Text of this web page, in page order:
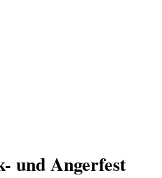
und Angerfest